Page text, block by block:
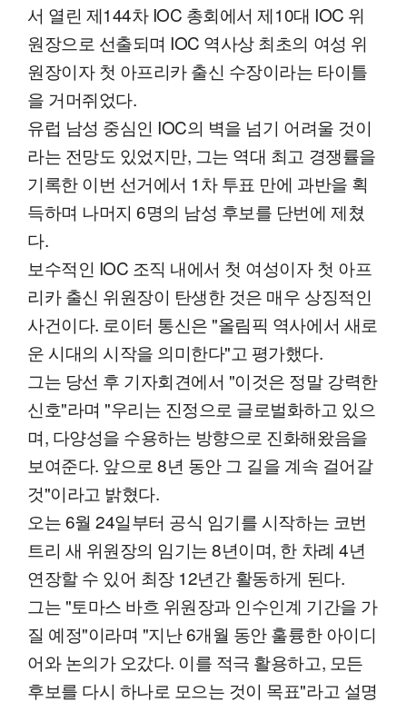
서 열린 제144차 IOC 총회에서 제10대 IOC 위
원장으로 선출되며 IOC 역사상 최초의 여성 위
원장이자 첫 아프리카 출신 수장이라는 타이틀
을 거머쥐었다.
유럽 남성 중심인 IOC의 벽을 넘기 어려울 것이
라는 전망도 있었지만, 그는 역대 최고 경쟁률을
기록한 이번 선거에서 1차 투표 만에 과반을 획
득하며 나머지 6명의 남성 후보를 단번에 제쳤
다.
보수적인 IOC 조직 내에서 첫 여성이자 첫 아프
리카 출신 위원장이 탄생한 것은 매우 상징적인
사건이다. 로이터 통신은 "올림픽 역사에서 새로
운 시대의 시작을 의미한다"고 평가했다.
그는 당선 후 기자회견에서 "이것은 정말 강력한
신호"라며 "우리는 진정으로 글로벌화하고 있으
며, 다양성을 수용하는 방향으로 진화해왔음을
보여준다. 앞으로 8년 동안 그 길을 계속 걸어갈
것"이라고 밝혔다.
오는 6월 24일부터 공식 임기를 시작하는 코번
트리 새 위원장의 임기는 8년이며, 한 차례 4년
연장할 수 있어 최장 12년간 활동하게 된다.
그는 "토마스 바흐 위원장과 인수인계 기간을 가
질 예정"이라며 "지난 6개월 동안 훌륭한 아이디
어와 논의가 오갔다. 이를 적극 활용하고, 모든
후보를 다시 하나로 모으는 것이 목표"라고 설명